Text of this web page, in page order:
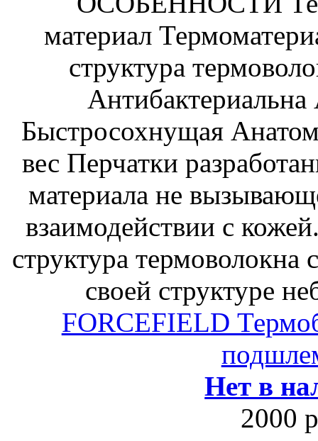
материал
структура
Быстросохнущая
вес Перчатки
материала не
взаимодействии с
структура термоволокна
своей структуре
FORCEFIELD
Нет в
2000